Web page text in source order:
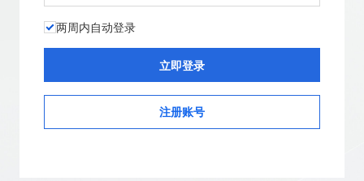
两周内自动登录
注册账号